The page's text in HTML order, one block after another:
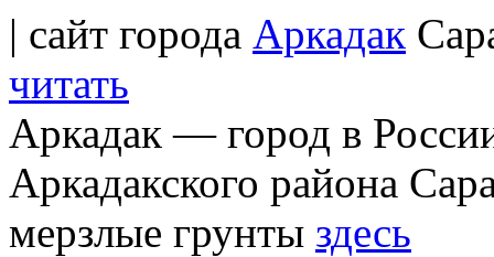
| сайт города Аркадак
читать
Аркадак — город в
Аркадакского района
мерзлые грунты здесь